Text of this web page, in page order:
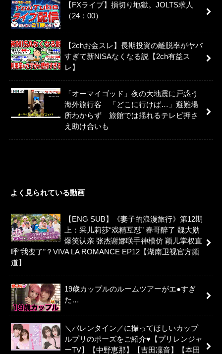
【FXライブ】損切り地獄。JOLTS求人
（24：00）
【2chお金スレ】長期投資の離脱率がヤバ
すぎて新NISAなくなる説【2ch有益ス
レ】
「オーマイゴッド」夜の大地震に戸惑う
海外旅行客 「どこに行けば…」避難場
所わからず 旅館では揺れるテレビ押さ
え助け合いも
よく見られている動画
【ENG SUB】《妻子的浪漫旅行》第12期
上：采儿莉莎“戏精互怼” 春哥醉了 魏大勋
爆笑认亲 张杰谢娜联手神模仿 颖儿掌权直
呼“我变了”？VIVA LA ROMANCE EP12【湖南卫视官方频
道】
19歳カップルのルームツアーがエ●すぎ
た…
＼バレンタイン／に撮ってほしいカップ
ルプリのポーズをご紹介♥【プリレンジャ
ーTV】【中野恵那】【吉田凜音】【本田